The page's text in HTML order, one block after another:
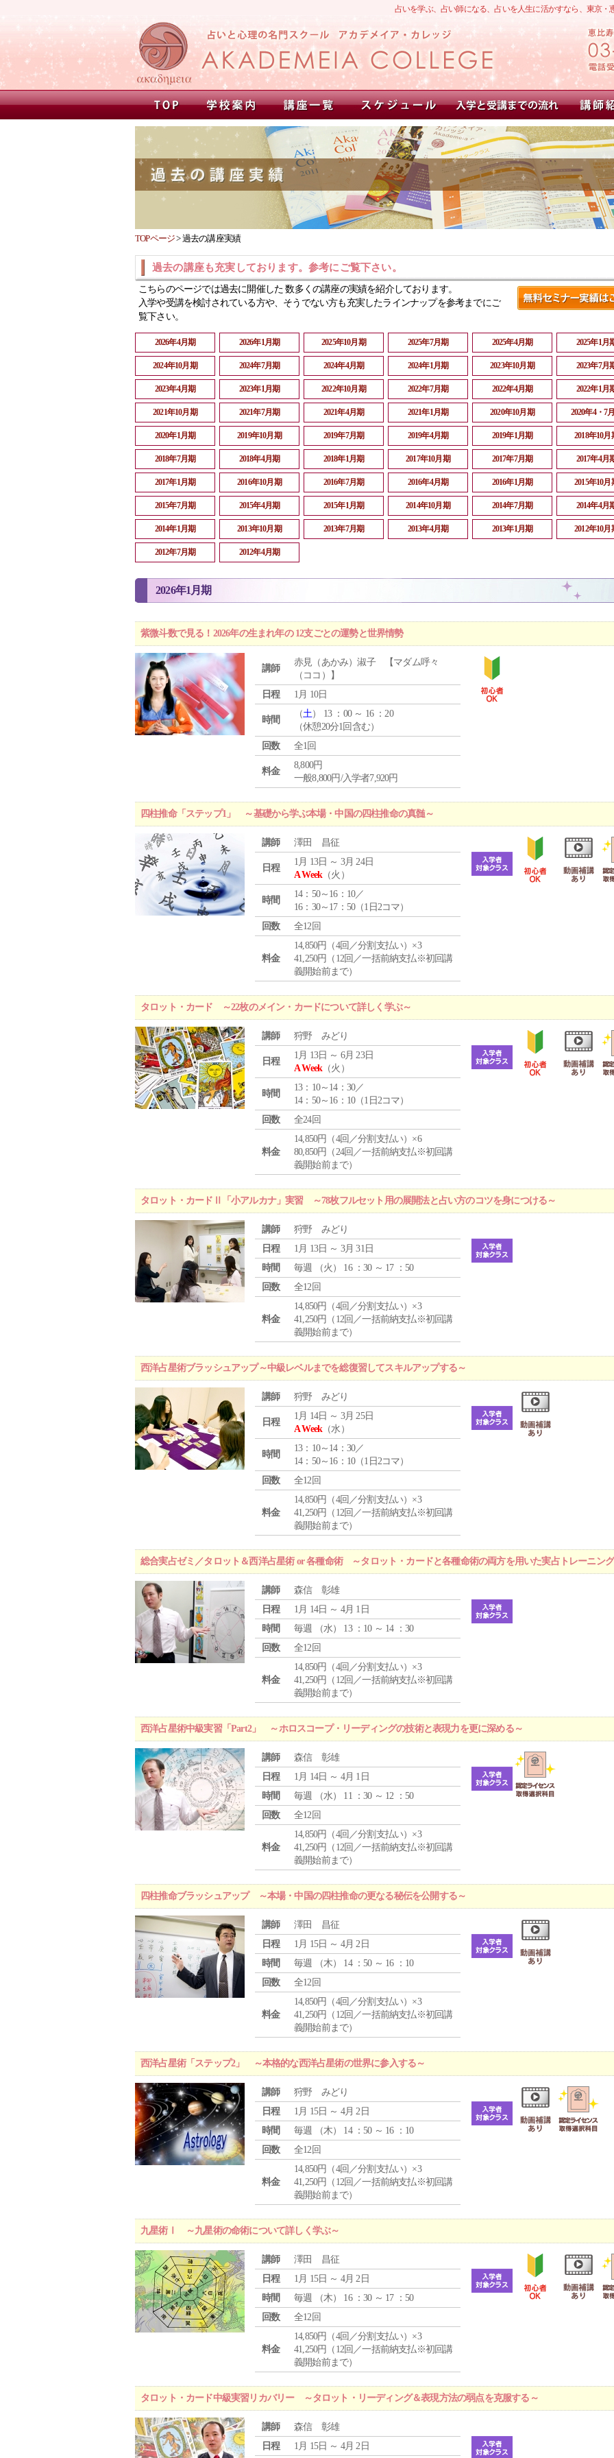
占いを学ぶ、占い師になる、占いを人生に活かすなら、東京
TOPページ>過去の講座実績
過去の講座も充実しております。参考にご覧下さい。
こちらのページでは過去に開催した 数多くの講座の実績を紹介しております。
入学や受講を検討されている方や、そうでない方も充実したラインナップを参考までにご
覧下さい。
2026年4月期 2026年1月期 2025年10月期 2025年7月期 2025年4月期 2025年1月
2024年10月期 2024年7月期 2024年4月期 2024年1月期 2023年10月期 2023年7月
2023年4月期 2023年1月期 2022年10月期 2022年7月期 2022年4月期 2022年1月
2021年10月期 2021年7月期 2021年4月期 2021年1月期 2020年10月期 2020年4・7
2020年1月期 2019年10月期 2019年7月期 2019年4月期 2019年1月期 2018年10月
2018年7月期 2018年4月期 2018年1月期 2017年10月期 2017年7月期 2017年4月
2017年1月期 2016年10月期 2016年7月期 2016年4月期 2016年1月期 2015年10月
2015年7月期 2015年4月期 2015年1月期 2014年10月期 2014年7月期 2014年4月
2014年1月期 2013年10月期 2013年7月期 2013年4月期 2013年1月期 2012年10月
2012年7月期 2012年4月期
2026年1月期
紫微斗数で見る！2026年の生まれ年の 12支ごとの運勢と世界情勢
講師
赤見（あかみ）淑子 【マダム呼々
（ココ）】
日程
1月 10日
時間
（土） 13 ：00 ～ 16 ：20
（休憩20分1回含む）
回数
全1回
料金
8,800円
一般8,800円/入学者7,920円
四柱推命「ステップ1」 ～基礎から学ぶ本場・中国の四柱推命の真髄～
講師 澤田 昌征
日程
1月 13日 ～ 3月 24日
A Week（火）
時間
14：50～16：10／
16：30～17：50（1日2コマ）
回数
全12回
料金
14,850円（4回／分割支払い）×3
41,250円（12回／一括前納支払※初回講
義開始前まで）
タロット・カード ～22枚のメイン・カードについて詳しく学ぶ～
講師 狩野 みどり
日程
1月 13日 ～ 6月 23日
A Week（火）
時間
13：10～14：30／
14：50～16：10（1日2コマ）
回数
全24回
料金
14,850円（4回／分割支払い）×6
80,850円（24回／一括前納支払※初回講
義開始前まで）
タロット・カードⅡ「小アルカナ」実習 ～78枚フルセット用の展開法と占い方のコツを身につける～
講師
狩野 みどり
日程
1月 13日 ～ 3月 31日
時間
毎週 （火 ） 16 ：30 ～ 17 ：50
回数
全12回
料金
14,850円（4回／分割支払い）×3
41,250円（12回／一括前納支払※初回講
義開始前まで）
西洋占星術ブラッシュアップ～中級レベルまでを総復習してスキルアップする～
講師 狩野 みどり
日程
1月 14日 ～ 3月 25日
A Week（水）
時間
13：10～14：30／
14：50～16：10（1日2コマ）
回数
全12回
料金
14,850円（4回／分割支払い）×3
41,250円（12回／一括前納支払※初回講
義開始前まで）
総合実占ゼミ／タロット＆西洋占星術 or 各種命術 ～タロット・カードと各種命術の両方を用いた実占トレーニン
講師
森信 彰雄
日程
1月 14日 ～ 4月 1日
時間
毎週 （水） 13 ：10 ～ 14 ：30
回数
全12回
料金
14,850円（4回／分割支払い）×3
41,250円（12回／一括前納支払※初回講
義開始前まで）
西洋占星術中級実習「Part2」 ～ホロスコープ・リーディングの技術と表現力を更に深める～
講師
森信 彰雄
日程
1月 14日 ～ 4月 1日
時間
毎週 （水） 11 ：30 ～ 12 ：50
回数
全12回
料金
14,850円（4回／分割支払い）×3
41,250円（12回／一括前納支払※初回講
義開始前まで）
四柱推命ブラッシュアップ ～本場・中国の四柱推命の更なる秘伝を公開する～
講師
澤田 昌征
日程
1月 15日 ～ 4月 2日
時間
毎週 （木） 14 ：50 ～ 16 ：10
回数
全12回
料金
14,850円（4回／分割支払い）×3
41,250円（12回／一括前納支払※初回講
義開始前まで）
西洋占星術「ステップ2」 ～本格的な西洋占星術の世界に参入する～
講師
狩野 みどり
日程
1月 15日 ～ 4月 2日
時間
毎週 （木） 14 ：50 ～ 16 ：10
回数
全12回
料金
14,850円（4回／分割支払い）×3
41,250円（12回／一括前納支払※初回講
義開始前まで）
九星術Ⅰ ～九星術の命術について詳しく学ぶ～
講師
澤田 昌征
日程
1月 15日 ～ 4月 2日
時間
毎週 （木） 16 ：30 ～ 17 ：50
回数
全12回
料金
14,850円（4回／分割支払い）×3
41,250円（12回／一括前納支払※初回講
義開始前まで）
タロット・カード中級実習リカバリー ～タロット・リーディング＆表現方法の弱点を克服する～
講師
森信 彰雄
日程
1月 15日 ～ 4月 2日